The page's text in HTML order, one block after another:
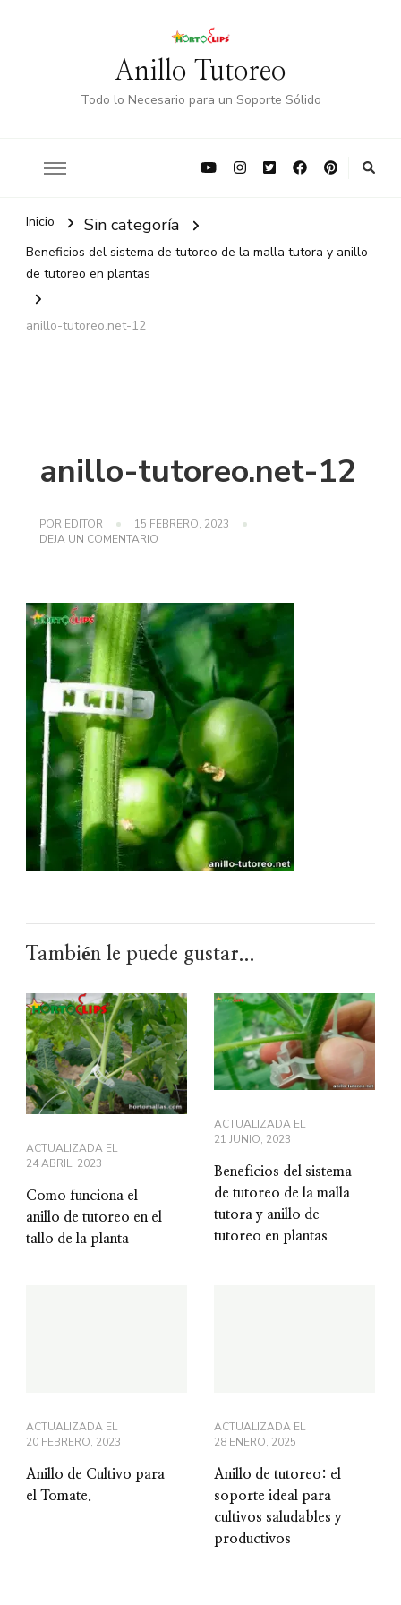
Anillo Tutoreo
Todo lo Necesario para un Soporte Sólido
Inicio Sin categoría
Beneficios del sistema de tutoreo de la malla tutora y anillo
de tutoreo en plantas
anillo-tutoreo.net-12
anillo-tutoreo.net-12
POR EDITOR
15 FEBRERO, 2023
DEJA UN COMENTARIO
También le puede gustar...
ACTUALIZADA EL
24 ABRIL, 2023
Como funciona el
anillo de tutoreo en el
tallo de la planta
ACTUALIZADA EL
21 JUNIO, 2023
Beneficios del sistema
de tutoreo de la malla
tutora y anillo de
tutoreo en plantas
ACTUALIZADA EL
20 FEBRERO, 2023
Anillo de Cultivo para
el Tomate.
ACTUALIZADA EL
28 ENERO, 2025
Anillo de tutoreo: el
soporte ideal para
cultivos saludables y
productivos